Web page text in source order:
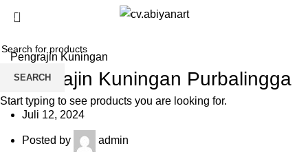
Blog
Pengrajin Kuningan
Pengrajin Kuningan Purbalingga
Juli 12, 2024
Posted by admin
SEARCH
Start typing to see products you are looking for.